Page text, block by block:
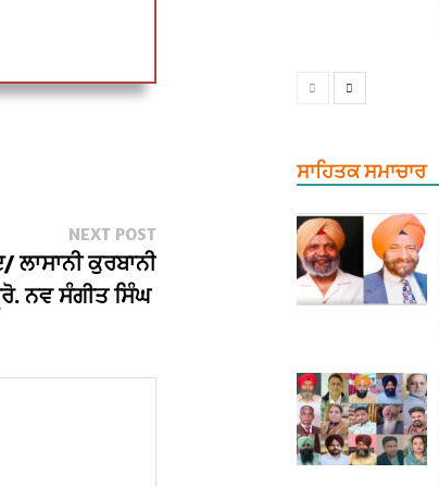
NEXT POSTNext
post:
ਲਾਸਾਨੀ ਕੁਰਬਾਨੀ
ਨਵ ਸੰਗੀਤ ਸਿੰਘ
ਸਾਹਿਤਕ ਸਮਾਚਾਰ